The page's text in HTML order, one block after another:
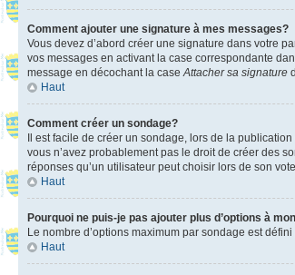
Comment ajouter une signature à mes messages?
Vous devez d’abord créer une signature dans votre
vos messages en activant la case correspondante
message en décochant la case Attacher sa signature
Haut
Comment créer un sondage?
Il est facile de créer un sondage, lors de la
vous n’avez probablement pas le droit de créer des
réponses qu’un utilisateur peut choisir lors de son
Haut
Pourquoi ne puis-je pas ajouter plus d’options à
Le nombre d’options maximum par sondage est
Haut